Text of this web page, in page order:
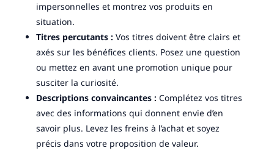
impersonnelles et montrez vos produits en
situation.
Titres percutants :Vos titres doivent être clairs et
axés sur les bénéfices clients. Posez une question
ou mettez en avant une promotion unique pour
susciter la curiosité.
Descriptions convaincantes :Complétez vos titres
avec des informations qui donnent envie d’en
savoir plus. Levez les freins à l’achat et soyez
précis dans votre proposition de valeur.